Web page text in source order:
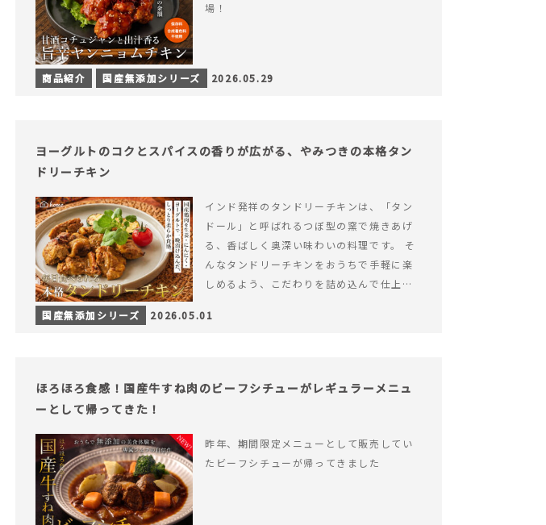
場！
商品紹介 国産無添加シリーズ 2026.05.29
ヨーグルトのコクとスパイスの香りが広がる、やみつきの本格タン
ドリーチキン
インド発祥のタンドリーチキンは、「タン
ドール」と呼ばれるつぼ型の窯で焼きあげ
る、香ばしく奥深い味わいの料理です。 そ
んなタンドリーチキンをおうちで手軽に楽
しめるよう、こだわりを詰め込んで仕上げ
を読む ヨーグルトのコクとスパイスの香り
国産無添加シリーズ 2026.05.01
ほろほろ食感！国産牛すね肉のビーフシチューがレギュラーメニュ
ーとして帰ってきた！
昨年、期間限定メニューとして販売してい
たビーフシチューが帰ってきました